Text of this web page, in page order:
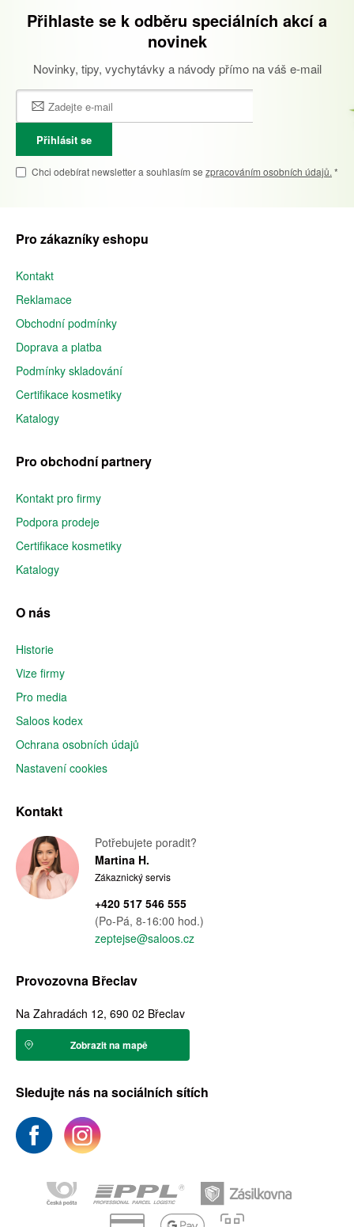
Přihlaste se k odběru speciálních akcí a
novinek
Novinky, tipy, vychytávky a návody přímo na váš e-mail
Přihlásit se
Chci odebírat newsletter a souhlasím se zpracováním osobních údajů. *
Pro zákazníky eshopu
Kontakt
Reklamace
Obchodní podmínky
Doprava a platba
Podmínky skladování
Certifikace kosmetiky
Katalogy
Pro obchodní partnery
Kontakt pro firmy
Podpora prodeje
Certifikace kosmetiky
Katalogy
O nás
Historie
Vize firmy
Pro media
Saloos kodex
Ochrana osobních údajů
Nastavení cookies
Kontakt
Potřebujete poradit?
Martina H.
Zákaznický servis
+420 517 546 555
(Po-Pá, 8-16:00 hod.)
zeptejse@saloos.cz
Provozovna Břeclav
Na Zahradách 12, 690 02 Břeclav
Zobrazit na mapě
Sledujte nás na sociálních sítích